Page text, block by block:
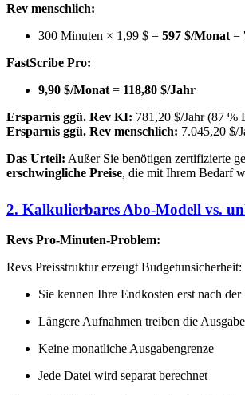
Rev menschlich:
300 Minuten × 1,99 $ = 597 $/Monat =
FastScribe Pro:
9,90 $/Monat = 118,80 $/Jahr
Ersparnis ggü. Rev KI: 781,20 $/Jahr (87 %
Ersparnis ggü. Rev menschlich: 7.045,20 $/
Das Urteil: Außer Sie benötigen zertifizierte
erschwingliche Preise, die mit Ihrem Bedarf
2. Kalkulierbares Abo-Modell vs.
Revs Pro-Minuten-Problem:
Revs Preisstruktur erzeugt Budgetunsicherheit:
Sie kennen Ihre Endkosten erst nach
Längere Aufnahmen treiben die
Keine monatliche Ausgabengrenze
Jede Datei wird separat berechnet